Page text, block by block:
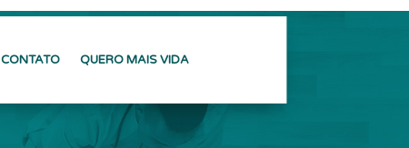
CONTATO QUERO MAIS VIDA